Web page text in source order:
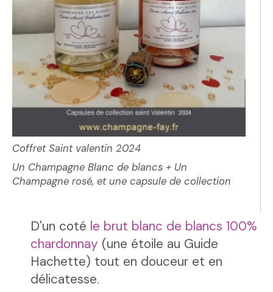
Coffret Saint valentin 2024
Un Champagne Blanc de blancs + Un
Champagne rosé, et une capsule de collection
D'un coté le brut blanc de blancs 100%
chardonnay (une étoile au Guide
Hachette) tout en douceur et en
délicatesse.